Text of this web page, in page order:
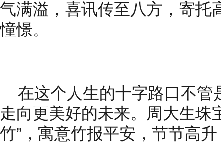
气满溢，喜讯传至八方，寄托
憧憬。
在这个人生的十字路口不管
走向更美好的未来。周大生珠
竹”，寓意竹报平安，节节高